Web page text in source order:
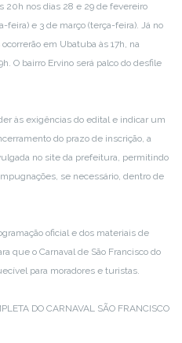
20h nos dias 28 e 29 de fevereiro
feira) e 3 de março (terça-feira). Já no
em Ubatuba às 17h, na
O bairro Ervino será palco do desfile
às exigências do edital e indicar um
do prazo de inscrição, a
no site da prefeitura, permitindo
se necessário, dentro de
oficial e dos materiais de
que o Carnaval de São Francisco do
para moradores e turistas.
DO CARNAVAL SÃO FRANCISCO